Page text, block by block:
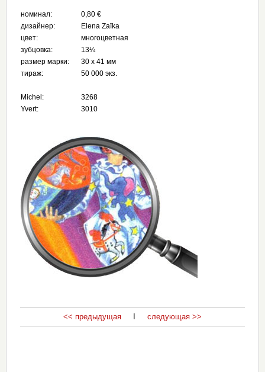
номинал:
0,80 €
дизайнер:
Elena Zaïka
цвет:
многоцветная
зубцовка:
13¼
размер марки:
30 x 41 мм
тираж:
50 000 экз.
Michel:
3268
Yvert:
3010
<< предыдущая следующая >>